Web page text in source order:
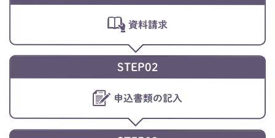
資料請求
STEP02
申込書類の記入